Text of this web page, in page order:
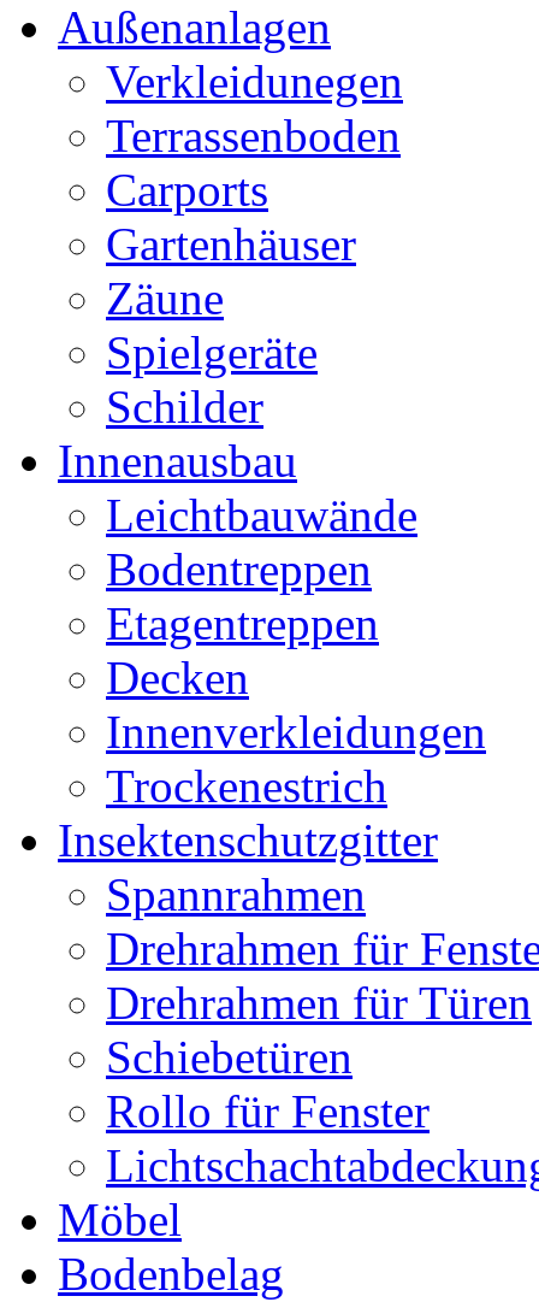
Außenanlagen
Verkleidunegen
Terrassenboden
Carports
Gartenhäuser
Zäune
Spielgeräte
Schilder
Innenausbau
Leichtbauwände
Bodentreppen
Etagentreppen
Decken
Innenverkleidungen
Trockenestrich
Insektenschutzgitter
Spannrahmen
Drehrahmen für
Drehrahmen für Türen
Schiebetüren
Rollo für Fenster
Möbel
Bodenbelag